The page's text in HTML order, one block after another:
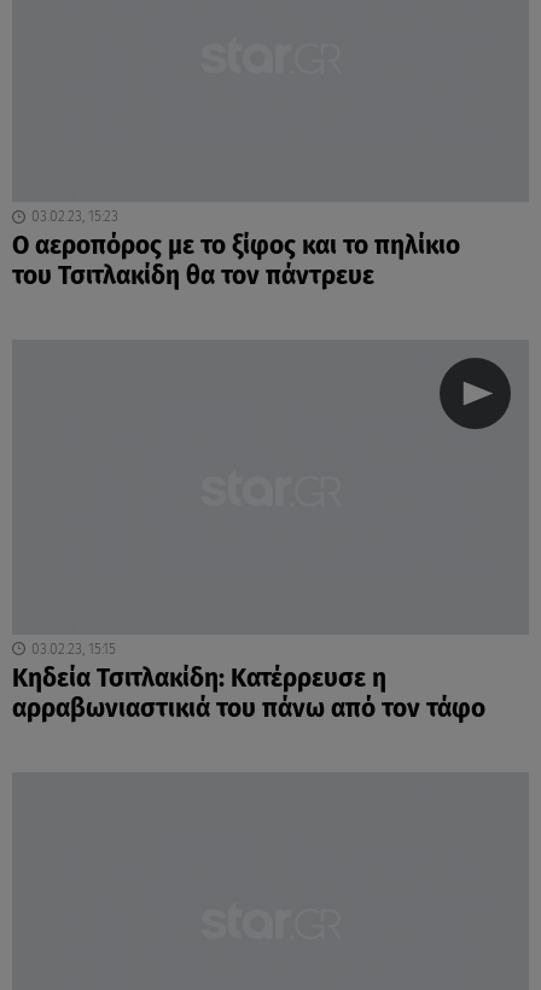
03.02.23, 15:23
Ο αεροπόρος με το ξίφος και το πηλίκιο
του Τσιτλακίδη θα τον πάντρευε
03.02.23, 15:15
Κηδεία Τσιτλακίδη: Κατέρρευσε η
αρραβωνιαστικιά του πάνω από τον τάφο